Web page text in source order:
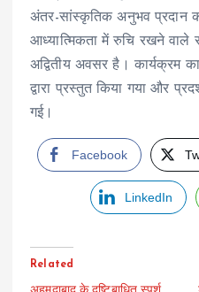
अंतर-सांस्कृतिक अनुभव प्रदान
आध्यात्मिकता में रुचि रखने वाले
अद्वितीय अवसर है। कार्यक्रम
द्वारा प्रस्तुत किया गया और
गई।
Facebook
LinkedIn
Related